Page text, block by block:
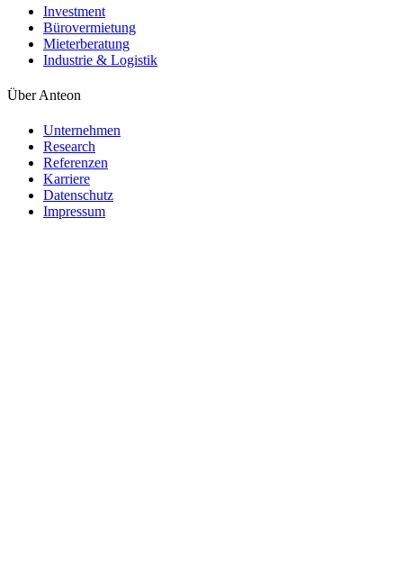
Investment
Bürovermietung
Mieterberatung
Industrie & Logistik
Über Anteon
Unternehmen
Research
Referenzen
Karriere
Datenschutz
Impressum